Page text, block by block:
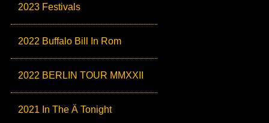
2023 Festivals
2022 Buffalo Bill In Rom
2022 BERLIN TOUR MMXXII
2021 In The Ä Tonight